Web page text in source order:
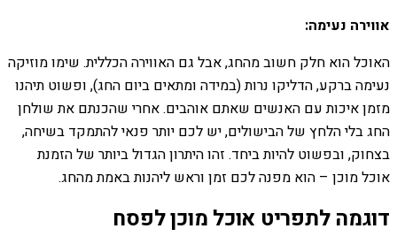
אווירה נעימה:
האוכל הוא חלק חשוב מהחג, אבל גם האווירה הכללית. שימו מוזיקה
נעימה ברקע, הדליקו נרות (במידה ומתאים ביום החג), ופשוט תיהנו
מזמן איכות עם האנשים שאתם אוהבים. אחרי שהכנתם את שולחן
החג בלי הלחץ של הבישולים, יש לכם יותר פנאי להתמקד בשיחה,
בצחוק, ובפשוט להיות ביחד. זהו היתרון הגדול ביותר של הזמנת
אוכל מוכן – הוא מפנה לכם זמן וראש ליהנות באמת מהחג.
דוגמה לתפריט אוכל מוכן לפסח